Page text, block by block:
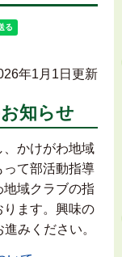
年1月1日更新
知らせ
かけがわ地域
って部活動指導
地域クラブの指
ます。興味の
みください。